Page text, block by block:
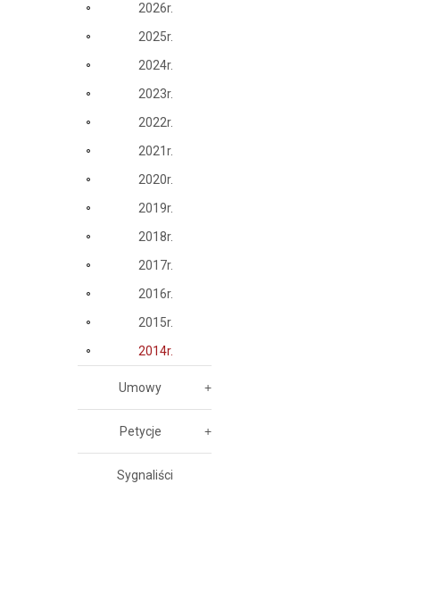
2026r.
2025r.
2024r.
2023r.
2022r.
2021r.
2020r.
2019r.
2018r.
2017r.
2016r.
2015r.
2014r.
Umowy
Petycje
Sygnaliści